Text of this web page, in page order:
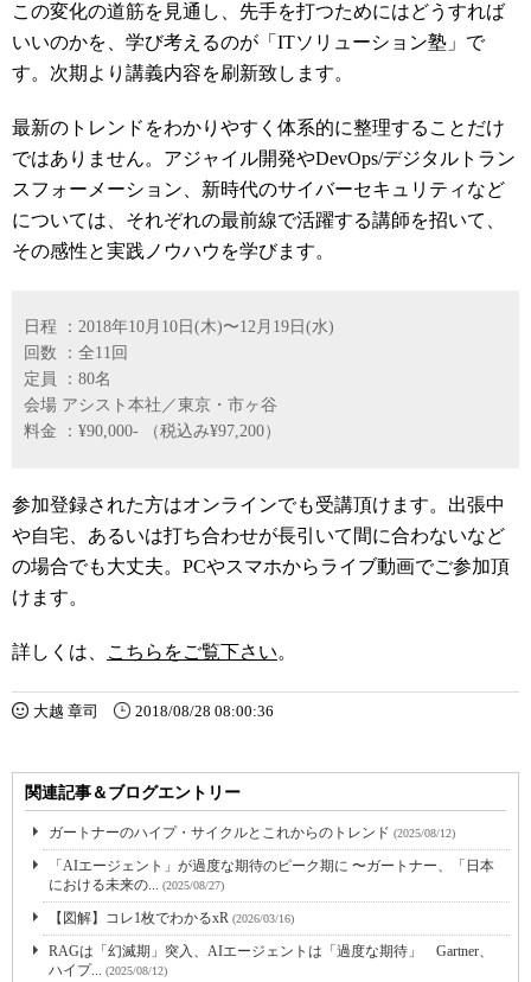
この変化の道筋を見通し、先手を打つためにはどうすれば
いいのかを、学び考えるのが「ITソリューション塾」で
す。次期より講義内容を刷新致します。
最新のトレンドをわかりやすく体系的に整理することだけ
ではありません。アジャイル開発やDevOps/デジタルトラン
スフォーメーション、新時代のサイバーセキュリティなど
については、それぞれの最前線で活躍する講師を招いて、
その感性と実践ノウハウを学びます。
日程 ：2018年10月10日(木)〜12月19日(水)
回数 ：全11回
定員 ：80名
会場 アシスト本社／東京・市ヶ谷
料金 ：¥90,000- （税込み¥97,200）
参加登録された方はオンラインでも受講頂けます。出張中
や自宅、あるいは打ち合わせが長引いて間に合わないなど
の場合でも大丈夫。PCやスマホからライブ動画でご参加頂
けます。
詳しくは、 こちらをご覧下さい。
大越 章司 2018/08/28 08:00:36
関連記事＆ブログエントリー
ガートナーのハイプ・サイクルとこれからのトレンド (2025/08/12)
「AIエージェント」が過度な期待のピーク期に 〜ガートナー、「日本
における未来の...
(2025/08/27)
【図解】コレ1枚でわかるxR (2026/03/16)
RAGは「幻滅期」突入、AIエージェントは「過度な期待」 Gartner、
ハイプ...
(2025/08/12)